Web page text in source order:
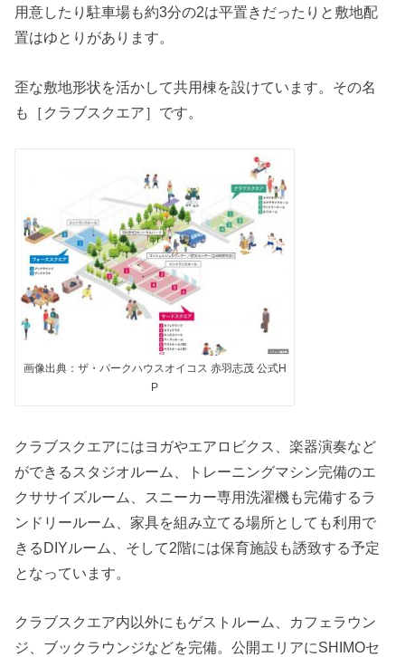
用意したり駐車場も約3分の2は平置きだったりと敷地配
置はゆとりがあります。
歪な敷地形状を活かして共用棟を設けています。その名
も［クラブスクエア］です。
画像出典：ザ・パークハウスオイコス 赤羽志茂 公式H
P
クラブスクエアにはヨガやエアロビクス、楽器演奏など
ができるスタジオルーム、トレーニングマシン完備のエ
クササイズルーム、スニーカー専用洗濯機も完備するラ
ンドリールーム、家具を組み立てる場所としても利用で
きるDIYルーム、そして2階には保育施設も誘致する予定
となっています。
クラブスクエア内以外にもゲストルーム、カフェラウン
ジ、ブックラウンジなどを完備。公開エリアにSHIMOセ